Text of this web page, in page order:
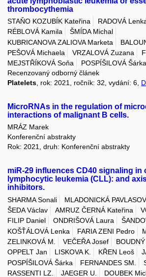
thrombocythemia
STAŇO KOZUBÍK Kateřina
RADOVÁ
RÉBLOVÁ Kamila
ŠMÍDA Michal
KUBRICANOVA ZALIOVA Marketa
PEŠOVÁ Michaela
VRZALOVÁ Zuzana
MEJSTŘÍKOVÁ Soňa
POSPÍŠILOVÁ Šárka
Recenzovaný odborný článek
Platelets , rok: 2021, ročník: 32, vydání: 6,
MicroRNAs in the regulation of
interactions of malignant B cells.
MRÁZ Marek
Konferenční abstrakty
Rok: 2021, druh: Konferenční abstrakty
miR-29 influences CD40 signaling in
lymphocytic leukemia (CLL): and
inhibitors.
SHARMA Sonali
MLADONICKÁ
ŠEDA Václav
AMRUZ ČERNÁ Kateřina
FILIP Daniel
ONDRIŠOVÁ Laura
KOŠŤÁLOVÁ Lenka
FARIA ZENI Pedro
ZELINKOVÁ M.
VEČEŘA Josef
OPPELT Jan
LISKOVA K. KŘEN Leoš
POSPÍŠILOVÁ Šárka
FERNANDES SM.
RASSENTI LZ.
JAEGER U. DOUBEK